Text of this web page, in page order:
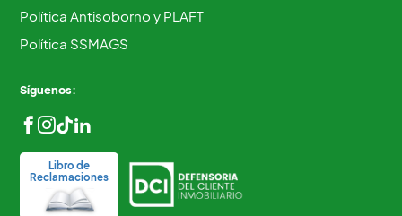
Política Antisoborno y PLAFT
Política SSMAGS
Síguenos:
Libro de
Reclamaciones